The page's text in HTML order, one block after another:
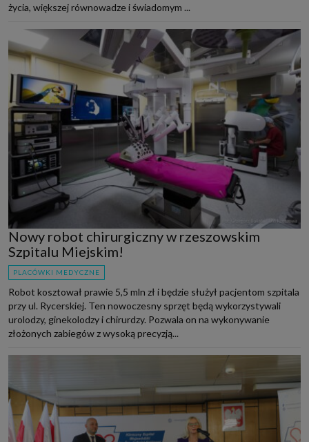
życia, większej równowadze i świadomym ...
Nowy robot chirurgiczny w rzeszowskim
Szpitalu Miejskim!
PLACÓWKI MEDYCZNE
Robot kosztował prawie 5,5 mln zł i będzie służył pacjentom szpitala
przy ul. Rycerskiej. Ten nowoczesny sprzęt będą wykorzystywali
urolodzy, ginekolodzy i chirurdzy. Pozwala on na wykonywanie
złożonych zabiegów z wysoką precyzją...